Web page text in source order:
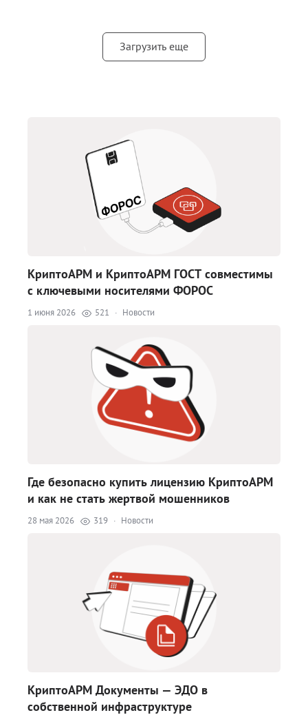
Загрузить еще
КриптоАРМ и КриптоАРМ ГОСТ совместимы
с ключевыми носителями ФОРОС
1 июня 2026 521 · Новости
Где безопасно купить лицензию КриптоАРМ
и как не стать жертвой мошенников
28 мая 2026 319 · Новости
КриптоАРМ Документы — ЭДО в
собственной инфраструктуре